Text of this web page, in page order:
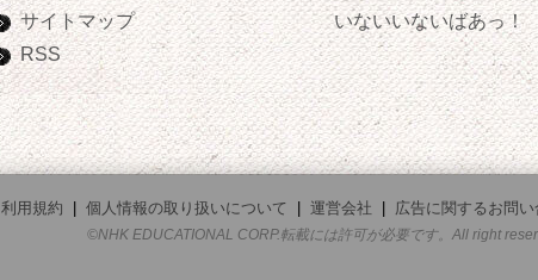
サイトマップ
RSS
いないいないばあっ！
利用規約 個人情報の取り扱いについて 運営会社
広告に関するお問い
©NHK EDUCATIONAL CORP.転載には許可が必要です。All right